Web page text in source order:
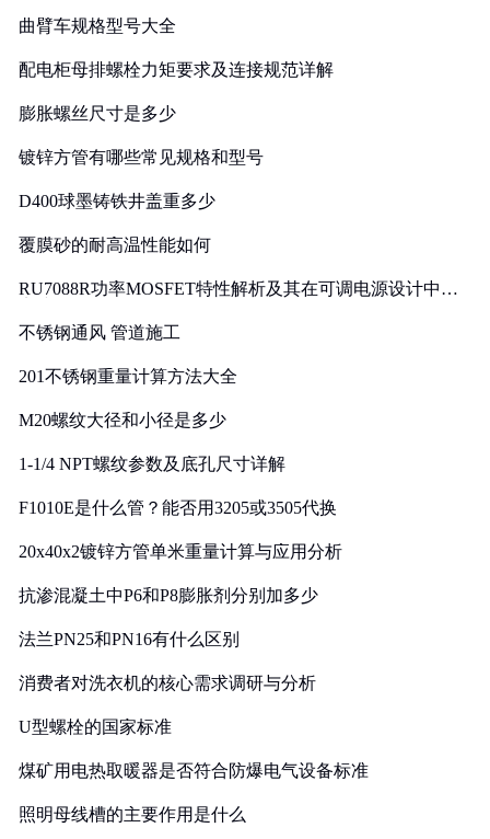
曲臂车规格型号大全
配电柜母排螺栓力矩要求及连接规范详解
膨胀螺丝尺寸是多少
镀锌方管有哪些常见规格和型号
D400球墨铸铁井盖重多少
覆膜砂的耐高温性能如何
RU7088R功率MOSFET特性解析及其在可调电源设计中的
不锈钢通风 管道施工
201不锈钢重量计算方法大全
M20螺纹大径和小径是多少
1-1/4 NPT螺纹参数及底孔尺寸详解
F1010E是什么管？能否用3205或3505代换
20x40x2镀锌方管单米重量计算与应用分析
抗渗混凝土中P6和P8膨胀剂分别加多少
法兰PN25和PN16有什么区别
消费者对洗衣机的核心需求调研与分析
U型螺栓的国家标准
煤矿用电热取暖器是否符合防爆电气设备标准
照明母线槽的主要作用是什么